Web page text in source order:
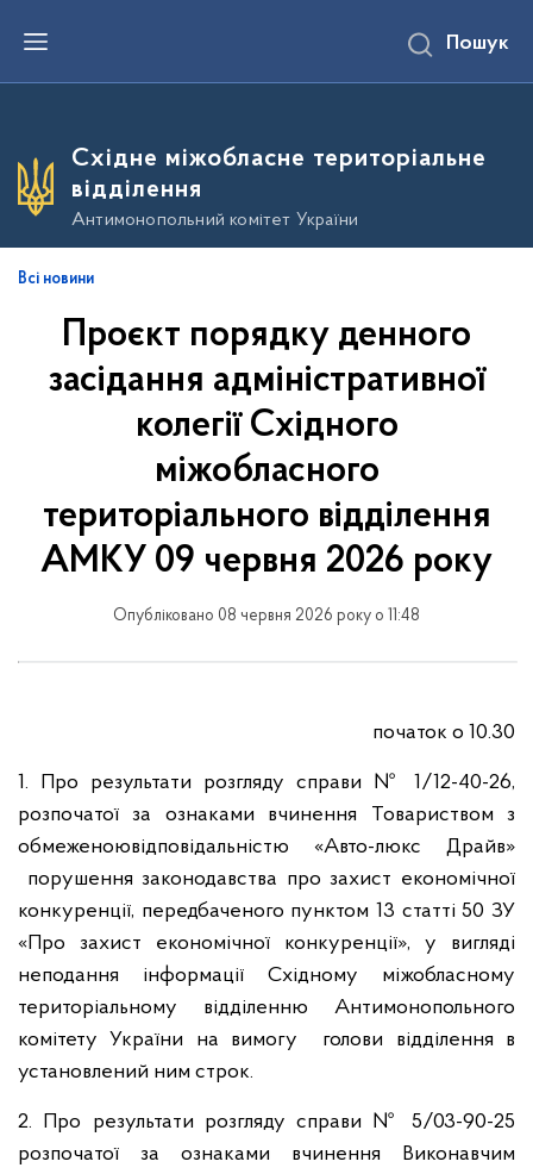
е
о
о
в
Пошук
Східне міжобласне територіальне
відділення
Антимонопольний комітет України
Всі новини
Проєкт порядку денного
засідання адміністративної
колегії Східного
міжобласного
територіального відділення
АМКУ 09 червня 2026 року
Опубліковано 08 червня 2026 року о 11:48
початок о 10.30
1. Про результати розгляду справи № 1/12-40-26,
розпочатої за ознаками вчинення Товариством з
обмеженоювідповідальністю «Авто-люкс Драйв»
порушення законодавства про захист економічної
конкуренції, передбаченого пунктом 13 статті 50 ЗУ
«Про захист економічної конкуренції», у вигляді
неподання інформації Східному міжобласному
територіальному відділенню Антимонопольного
комітету України на вимогу голови відділення в
установлений ним строк.
2. Про результати розгляду справи № 5/03-90-25
розпочатої за ознаками вчинення Виконавчим